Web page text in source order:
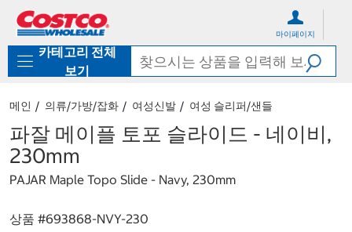
로
기
가
마이페이지
카테고리 전체
보기
메인 의류/가방/잡화 여성신발 여성 슬리퍼/샌들
파잘 메이플 토포 슬라이드 - 네이비,
230mm
PAJAR Maple Topo Slide - Navy, 230mm
상품 #693868-NVY-230